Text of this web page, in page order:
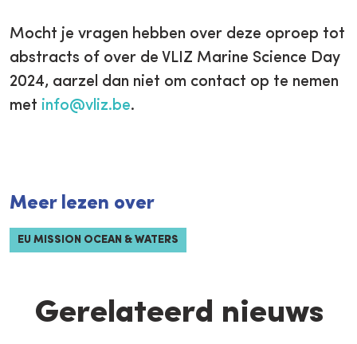
Mocht je vragen hebben over deze oproep tot
abstracts of over de VLIZ Marine Science Day
2024, aarzel dan niet om contact op te nemen
met info@vliz.be.
Meer lezen over
EU MISSION OCEAN & WATERS
Gerelateerd nieuws